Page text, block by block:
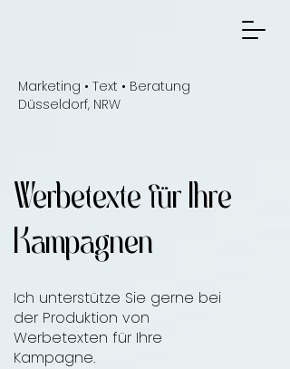
Marketing • Text • Beratung
Düsseldorf, NRW
Werbetexte für Ihre
Kampagnen
Ich unterstütze Sie gerne bei
der Produktion von
Werbetexten für Ihre
Kampagne.